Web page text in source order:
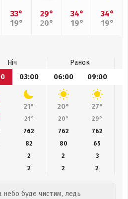
33°
19°
29°
20°
34°
19°
34°
19°
Ніч
Ранок
03:00 06:00 09:00
21° 20° 27°
21° 20° 29°
762 762 762
82 80 65
2 2
3
2 2 2
небо буде чистим, ледь